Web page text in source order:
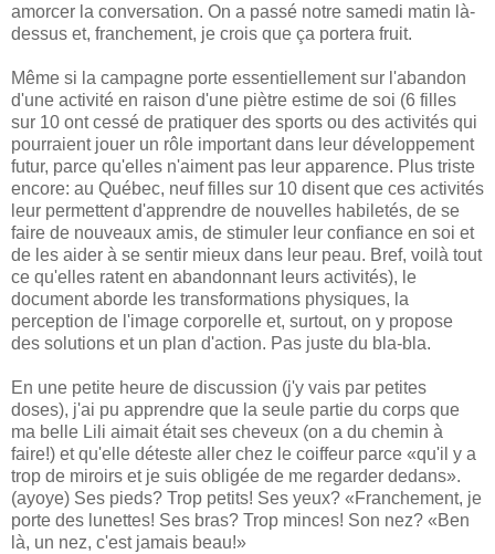
amorcer la conversation. On a passé notre samedi matin là-
dessus et, franchement, je crois que ça portera fruit.
Même si la campagne porte essentiellement sur l'abandon
d'une activité en raison d'une piètre estime de soi (6 filles
sur 10 ont cessé de pratiquer des sports ou des activités qui
pourraient jouer un rôle important dans leur développement
futur, parce qu'elles n'aiment pas leur apparence. Plus triste
encore: au Québec, neuf filles sur 10 disent que ces activités
leur permettent d'apprendre de nouvelles habiletés, de se
faire de nouveaux amis, de stimuler leur confiance en soi et
de les aider à se sentir mieux dans leur peau. Bref, voilà tout
ce qu'elles ratent en abandonnant leurs activités), le
document aborde les transformations physiques, la
perception de l'image corporelle et, surtout, on y propose
des solutions et un plan d'action. Pas juste du bla-bla.
En une petite heure de discussion (j'y vais par petites
doses), j'ai pu apprendre que la seule partie du corps que
ma belle Lili aimait était ses cheveux (on a du chemin à
faire!) et qu'elle déteste aller chez le coiffeur parce «qu'il y a
trop de miroirs et je suis obligée de me regarder dedans».
(ayoye) Ses pieds? Trop petits! Ses yeux? «Franchement, je
porte des lunettes! Ses bras? Trop minces! Son nez? «Ben
là, un nez, c'est jamais beau!»